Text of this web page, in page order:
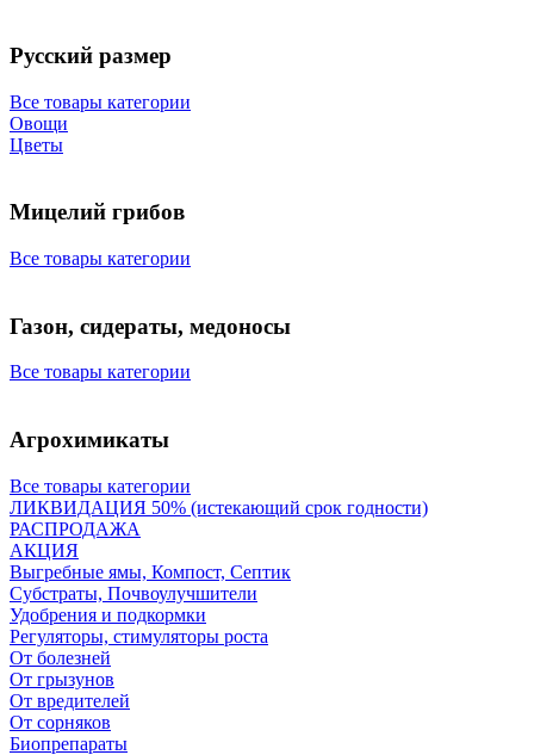
Русский размер
Все товары категории
Овощи
Цветы
Мицелий грибов
Все товары категории
Газон, сидераты, медоносы
Все товары категории
Агрохимикаты
Все товары категории
ЛИКВИДАЦИЯ 50% (истекающий срок годности)
РАСПРОДАЖА
АКЦИЯ
Выгребные ямы, Компост, Септик
Субстраты, Почвоулучшители
Удобрения и подкормки
Регуляторы, стимуляторы роста
От болезней
От грызунов
От вредителей
От сорняков
Биопрепараты